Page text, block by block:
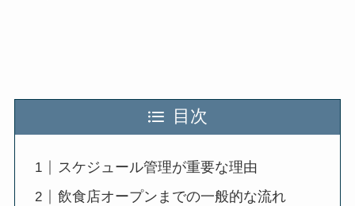
目次
スケジュール管理が重要な理由
飲食店オープンまでの一般的な流れ